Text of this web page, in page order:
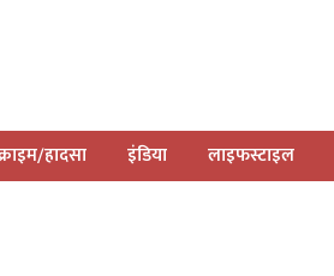
हादसा इंडिया लाइफस्टाइल